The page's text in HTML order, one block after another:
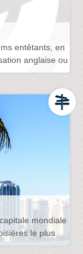
entêtants, en
anglaise ou
mondiale
le plus